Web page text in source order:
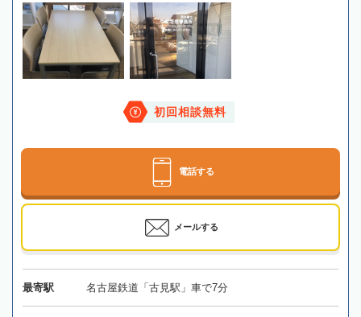
初回相談無料
電話する
メールする
最寄駅 名古屋鉄道「古見駅」車で7分